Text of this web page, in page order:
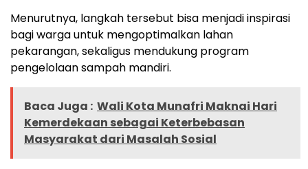
Menurutnya, langkah tersebut bisa menjadi inspirasi
bagi warga untuk mengoptimalkan lahan
pekarangan, sekaligus mendukung program
pengelolaan sampah mandiri.
Baca Juga : Wali Kota Munafri Maknai Hari
Kemerdekaan sebagai Keterbebasan
Masyarakat dari Masalah Sosial